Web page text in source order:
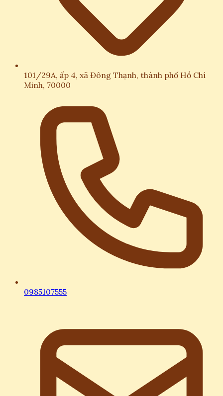
101/29A, ấp 4, xã Đông Thạnh, thành phố Hồ Chí
Minh, 70000
0985107555